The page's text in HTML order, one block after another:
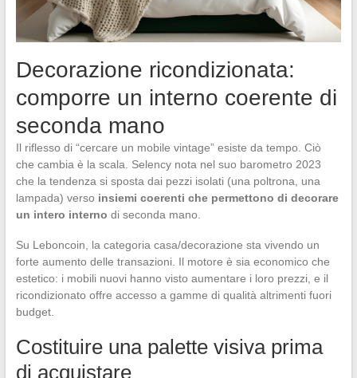
Decorazione ricondizionata:
comporre un interno coerente di
seconda mano
Il riflesso di “cercare un mobile vintage” esiste da tempo. Ciò
che cambia è la scala. Selency nota nel suo barometro 2023
che la tendenza si sposta dai pezzi isolati (una poltrona, una
lampada) verso insiemi coerenti che permettono di decorare
un intero interno di seconda mano.
Su Leboncoin, la categoria casa/decorazione sta vivendo un
forte aumento delle transazioni. Il motore è sia economico che
estetico: i mobili nuovi hanno visto aumentare i loro prezzi, e il
ricondizionato offre accesso a gamme di qualità altrimenti fuori
budget.
Costituire una palette visiva prima
di acquistare